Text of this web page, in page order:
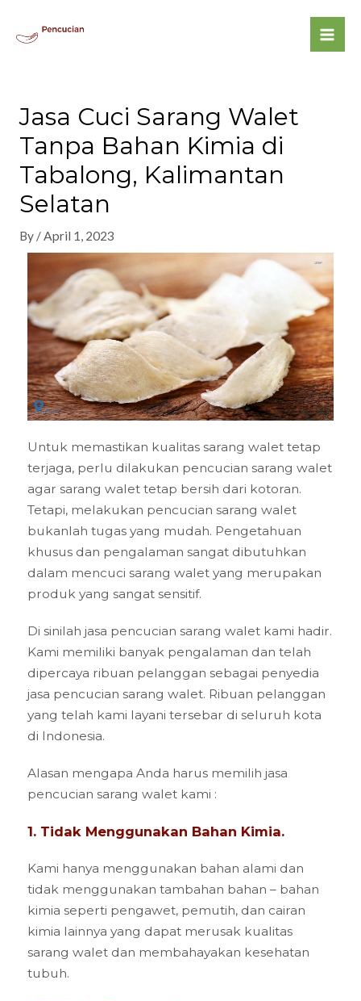
Jasa Cuci Sarang Walet
Tanpa Bahan Kimia di
Tabalong, Kalimantan
Selatan
By / April 1, 2023
Untuk memastikan kualitas sarang walet tetap
terjaga, perlu dilakukan pencucian sarang walet
agar sarang walet tetap bersih dari kotoran.
Tetapi, melakukan pencucian sarang walet
bukanlah tugas yang mudah. Pengetahuan
khusus dan pengalaman sangat dibutuhkan
dalam mencuci sarang walet yang merupakan
produk yang sangat sensitif.
Di sinilah jasa pencucian sarang walet kami hadir.
Kami memiliki banyak pengalaman dan telah
dipercaya ribuan pelanggan sebagai penyedia
jasa pencucian sarang walet. Ribuan pelanggan
yang telah kami layani tersebar di seluruh kota
di Indonesia.
Alasan mengapa Anda harus memilih jasa
pencucian sarang walet kami :
1. Tidak Menggunakan Bahan Kimia.
Kami hanya menggunakan bahan alami dan
tidak menggunakan tambahan bahan – bahan
kimia seperti pengawet, pemutih, dan cairan
kimia lainnya yang dapat merusak kualitas
sarang walet dan membahayakan kesehatan
tubuh.